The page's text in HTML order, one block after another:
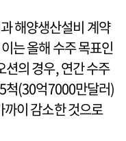
해양생산설비 계약
는 올해 수주 목표인
의 경우, 연간 수주
척(30억7000만달러)
이 감소한 것으로